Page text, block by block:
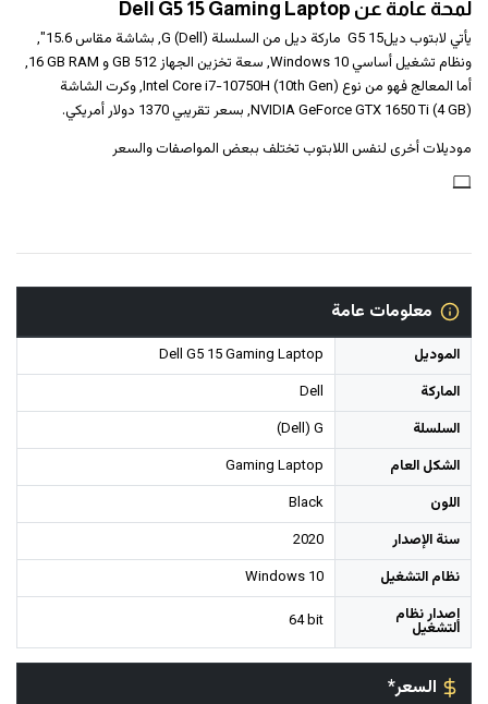
لمحة عامة عن Dell G5 15 Gaming Laptop
يأتي لابتوب ‎‎ديل‎‎ ‎G5‎ ‎15‎‎ ماركة ديل من السلسلة (Dell) G, بشاشة مقاس 15.6",
ونظام تشغيل أساسي Windows 10, سعة تخزين الجهاز 512 GB و ‎16‎ GB RAM‎,
أما المعالج فهو من نوع Intel Core i7-10750H (10th Gen), وكرت الشاشة
NVIDIA GeForce GTX 1650 Ti (4 GB), بسعر تقريبي 1370 دولار أمريكي.
موديلات أخرى لنفس اللابتوب تختلف ببعض المواصفات والسعر
معلومات عامة
الموديل
Dell G5 15 Gaming Laptop
الماركة
Dell
السلسلة
(Dell) G
الشكل العام
Gaming Laptop
اللون
Black
سنة الإصدار
2020
نظام التشغيل
Windows 10
إصدار نظام
التشغيل 64 bit
السعر*